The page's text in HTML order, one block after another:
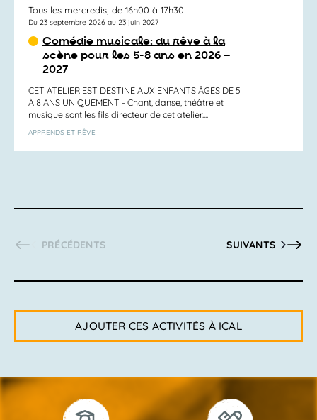
Tous les mercredis, de 16h00 à 17h30
Du 23 septembre 2026 au 23 juin 2027
Comédie musicale: du rêve à la
scène pour les 5-8 ans en 2026 –
2027
CET ATELIER EST DESTINÉ AUX ENFANTS ÂGÉS DE 5
À 8 ANS UNIQUEMENT - Chant, danse, théâtre et
musique sont les fils directeur de cet atelier....
APPRENDS ET RÊVE
ACTIVITÉS
PRÉCÉDENTS ACTIVITÉS
SUIVANTS
AJOUTER CES ACTIVITÉS À ICAL